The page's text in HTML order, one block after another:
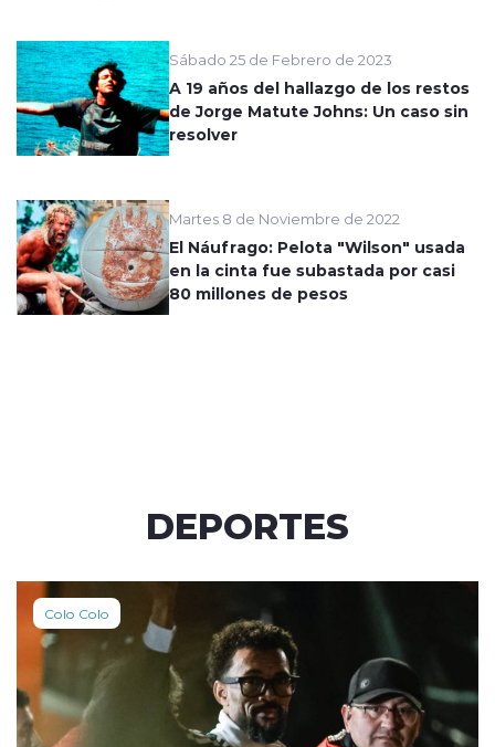
Sábado 25 de Febrero de 2023
A 19 años del hallazgo de los restos
de Jorge Matute Johns: Un caso sin
resolver
Martes 8 de Noviembre de 2022
El Náufrago: Pelota "Wilson" usada
en la cinta fue subastada por casi
80 millones de pesos
DEPORTES
Colo Colo